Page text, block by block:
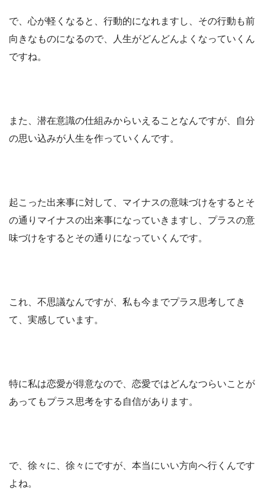
で、心が軽くなると、行動的になれますし、その行動も前
向きなものになるので、人生がどんどんよくなっていくん
ですね。
また、潜在意識の仕組みからいえることなんですが、自分
の思い込みが人生を作っていくんです。
起こった出来事に対して、マイナスの意味づけをするとそ
の通りマイナスの出来事になっていきますし、プラスの意
味づけをするとその通りになっていくんです。
これ、不思議なんですが、私も今までプラス思考してき
て、実感しています。
特に私は恋愛が得意なので、恋愛ではどんなつらいことが
あってもプラス思考をする自信があります。
で、徐々に、徐々にですが、本当にいい方向へ行くんです
よね。